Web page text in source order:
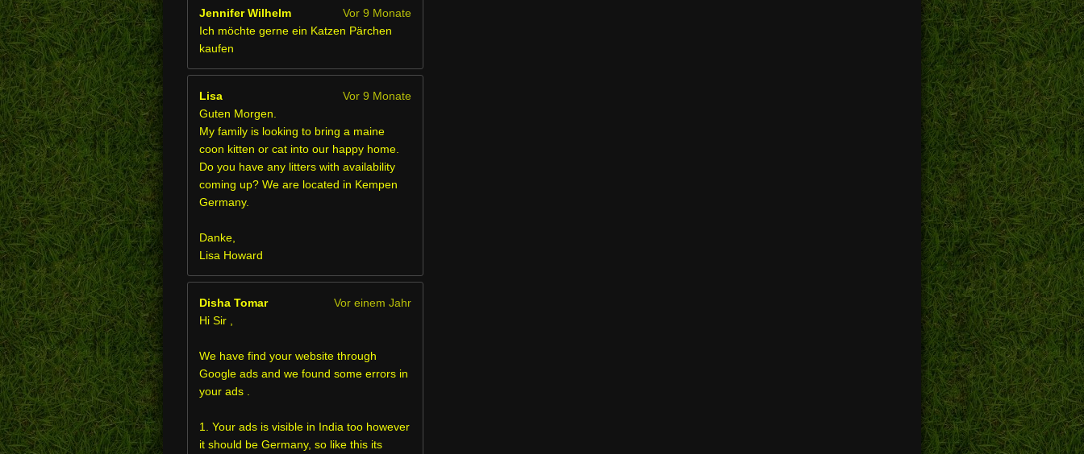
Jennifer Wilhelm
Vor 9 Monate
Ich möchte gerne ein Katzen Pärchen
kaufen
Lisa
Vor 9 Monate
Guten Morgen.
My family is looking to bring a maine
coon kitten or cat into our happy home.
Do you have any litters with availability
coming up? We are located in Kempen
Germany.
Danke,
Lisa Howard
Disha Tomar
Vor einem Jahr
Hi Sir ,
We have find your website through
Google ads and we found some errors in
your ads .
1. Your ads is visible in India too however
it should be Germany, so like this its